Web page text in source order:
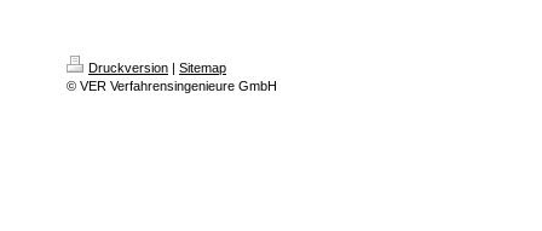
Druckversion | Sitemap
© VER Verfahrensingenieure GmbH